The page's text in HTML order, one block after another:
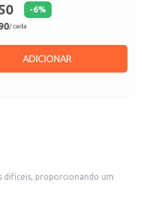
-6%
/ cada
ADICIONAR
difíceis, proporcionando um